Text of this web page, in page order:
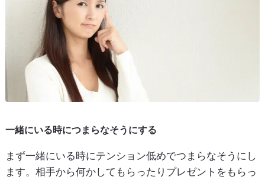
一緒にいる時につまらなそうにする
まず一緒にいる時にテンション低めでつまらなそうにし
ます。相手から何かしてもらったりプレゼントをもらっ